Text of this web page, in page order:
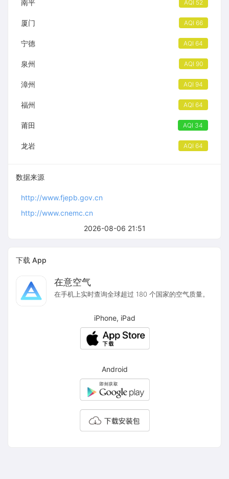
2026-08-06 21:51
南平 AQI 52
厦门 AQI 66
宁德 AQI 64
泉州 AQI 90
漳州 AQI 94
福州 AQI 64
莆田 AQI 34
龙岩 AQI 64
数据来源
http://www.fjepb.gov.cn
http://www.cnemc.cn
下载 App
在意空气
在手机上实时查询全球超过 180 个国家的空气质量。
iPhone, iPad
Android